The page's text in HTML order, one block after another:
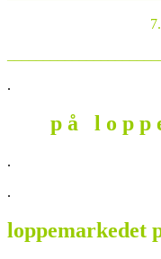
.
p å l o p p
.
.
loppemarkedet